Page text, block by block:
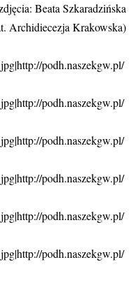
Beata Szkaradzińska
Archidiecezja Krakowska)
podh.naszekgw.pl/
podh.naszekgw.pl/
podh.naszekgw.pl/
podh.naszekgw.pl/
podh.naszekgw.pl/
podh.naszekgw.pl/